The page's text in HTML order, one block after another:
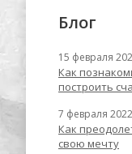
Блог
15 февраля
Как
построить
7 февраля 2022
Как
свою мечту